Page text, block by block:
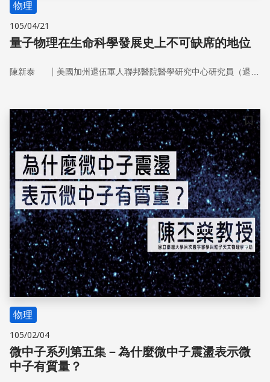
物理
105/04/21
量子物理在生命科學發展史上不可缺席的地位
陳新泰 ｜
儲存
物理
105/02/04
微中子系列第五集－為什麼微中子震盪表示微
中子有質量？